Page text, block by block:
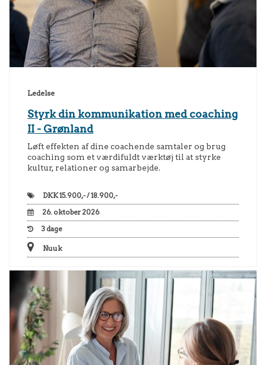
Ledelse
Styrk din kommunikation med coaching
II - Grønland
Løft effekten af dine coachende samtaler og brug
coaching som et værdifuldt værktøj til at styrke
kultur, relationer og samarbejde.
DKK15.900,- / 18.900,-
26. oktober 2026
3 dage
Nuuk